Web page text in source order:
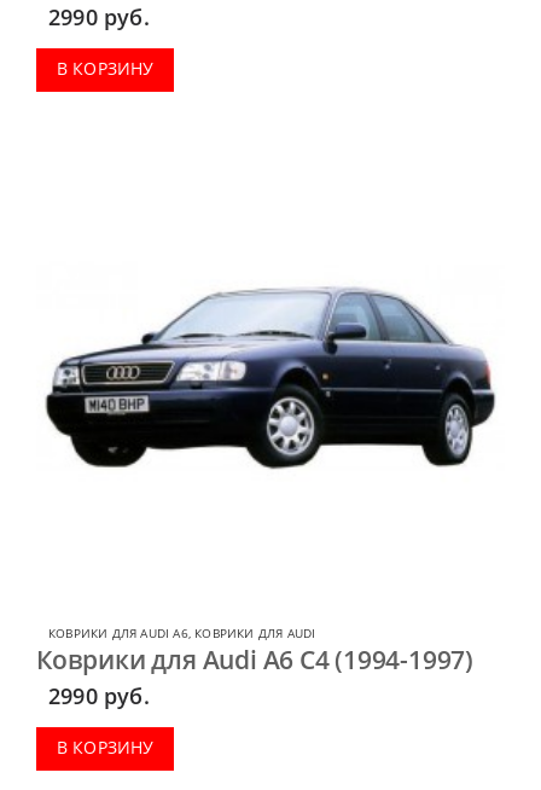
2990 руб.
В КОРЗИНУ
КОВРИКИ ДЛЯ AUDI A6, КОВРИКИ ДЛЯ AUDI
Коврики для Audi A6 C4 (1994-1997)
2990 руб.
В КОРЗИНУ